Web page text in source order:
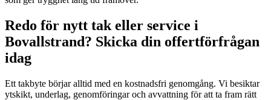
Redo för nytt tak eller service i
Bovallstrand? Skicka din offertförfrågan
idag
Ett takbyte börjar alltid med en kostnadsfri genomgång. Vi besiktar
ytskikt, underlag, genomföringar och avvattning för att ta fram rätt